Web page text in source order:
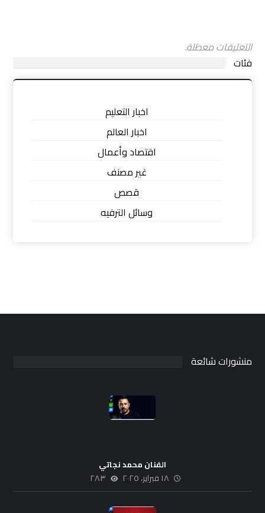
التعليقات معطلة.
فئات
اخبار التعليم
اخبار العالم
اقتصاد وأعمال
غير مصنف
قصص
وسائل الترفيه
منشورات شائعة
الفنان محمد نجاتي
١٨ فبراير، ٢٠٢٥ ٢٨٣